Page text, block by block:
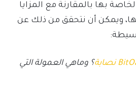
بها بالمقارنة مع المزايا
ويمكن أن نتحقق من ذلك عن
؟ وماهي العمولة التي